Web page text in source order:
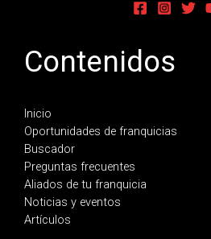
Contenidos
Inicio
Oportunidades de franquicias
Buscador
Preguntas frecuentes
Aliados de tu franquicia
Noticias y eventos
Artículos